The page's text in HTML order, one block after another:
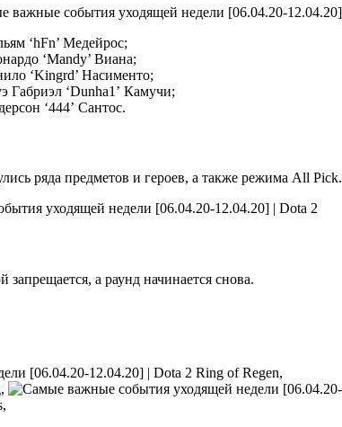
‘hFn’ Медейрос;
‘Mandy’ Виана;
‘Kingrd’ Насименто;
Габриэл ‘Dunha1’ Камучи;
‘444’ Сантос.
ряда предметов и героев, а также режима All Pick.
а раунд начинается снова.
Ring of Regen,